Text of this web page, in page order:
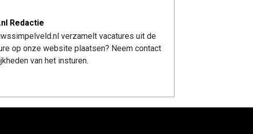
Redactie
verzamelt vacatures uit de
op onze website plaatsen? Neem contact
van het insturen.